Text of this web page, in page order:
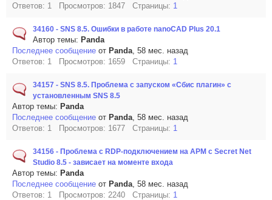
Ответов: 1 Просмотров: 1847 Страницы: 1
34160 - SNS 8.5. Ошибки в работе nanoCAD Plus 20.1
Автор темы: Panda
Последнее сообщение от Panda, 58 мес. назад
Ответов: 1 Просмотров: 1659 Страницы: 1
34157 - SNS 8.5. Проблема с запуском «Сбис плагин» с
установленным SNS 8.5
Автор темы: Panda
Последнее сообщение от Panda, 58 мес. назад
Ответов: 1 Просмотров: 1677 Страницы: 1
34156 - Проблема с RDP-подключением на АРМ c Secret Net
Studio 8.5 - зависает на моменте входа
Автор темы: Panda
Последнее сообщение от Panda, 58 мес. назад
Ответов: 1 Просмотров: 2240 Страницы: 1